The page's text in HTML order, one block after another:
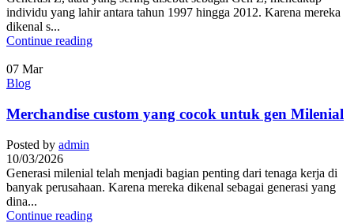
individu yang lahir antara tahun 1997 hingga 2012. Karena mereka
dikenal s...
Continue reading
07 Mar
Blog
Merchandise custom yang cocok untuk gen Milenial
Posted by admin
10/03/2026
Generasi milenial telah menjadi bagian penting dari tenaga kerja di
banyak perusahaan. Karena mereka dikenal sebagai generasi yang
dina...
Continue reading